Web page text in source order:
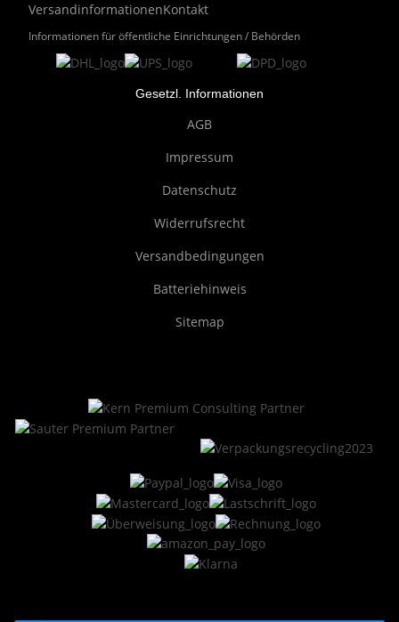
VersandinformationenKontakt
Informationen für öffentliche Einrichtungen / Behörden
Gesetzl. Informationen
AGB
Impressum
Datenschutz
Widerrufsrecht
Versandbedingungen
Batteriehinweis
Sitemap